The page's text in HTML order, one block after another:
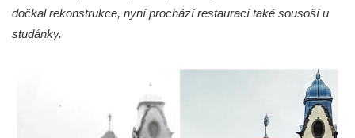
Kaple Panny Marie Karmelské na Vlčí Hoře
Kostel svatého Bartoloměje v Teplicích
Chrám Povýšení svatého Kříže na
Zámeckém náměstí v Teplicích
dočkal rekonstrukce, nyní prochází restaurací také sousoší u
studánky.